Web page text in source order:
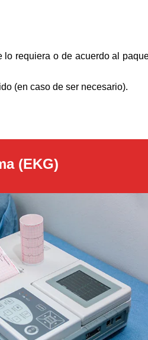
requiera o de acuerdo al
(en caso de ser necesario).
(EKG)